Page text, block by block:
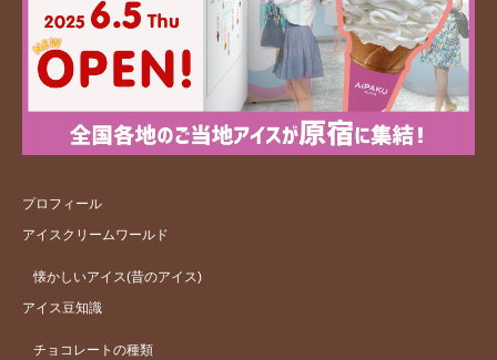
プロフィール
アイスクリームワールド
懐かしいアイス(昔のアイス)
アイス豆知識
チョコレートの種類